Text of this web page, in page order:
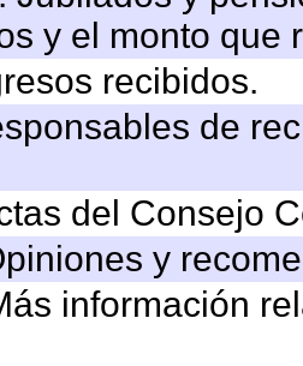
y el monto que
recibidos.
de
del Consejo
y
información